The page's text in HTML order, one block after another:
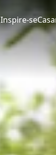
Inspire-se